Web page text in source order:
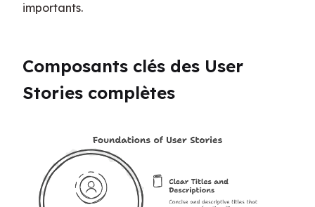
importants.
Composants clés des User
Stories complètes